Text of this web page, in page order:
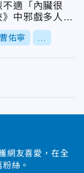
適「內臟很
中邪戲多人狂
曹佑寧
網友喜愛，在全
絲。